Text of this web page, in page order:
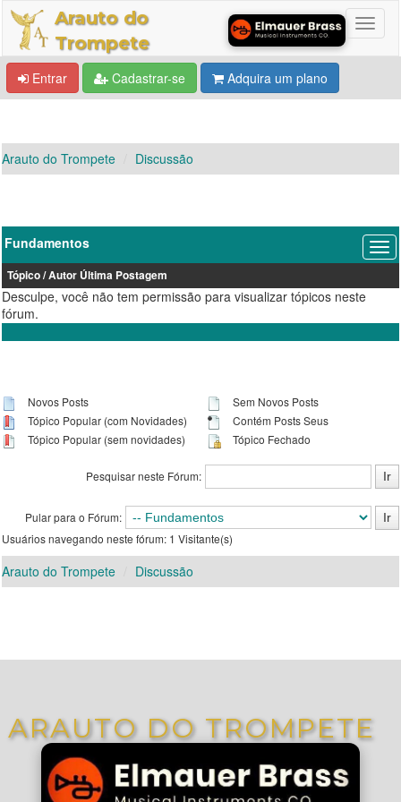
Arauto do
Trompete
Entrar Cadastrar-se Adquira um plano
Arauto do Trompete Discussão
Fundamentos
Tópico/Autor Última Postagem
Desculpe, você não tem permissão para visualizar tópicos neste
fórum.
Novos Posts
Tópico Popular (com Novidades)
Tópico Popular (sem novidades)
Sem Novos Posts
Contém Posts Seus
Tópico Fechado
Pesquisar neste Fórum:
Pular para o Fórum:
Usuários navegando neste fórum: 1 Visitante(s)
Arauto do Trompete Discussão
ARAUTO DO TROMPETE